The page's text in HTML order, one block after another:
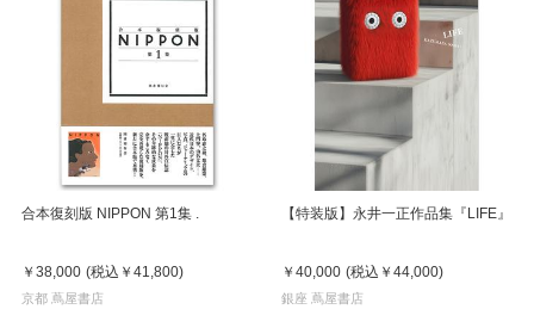
合本復刻版 NIPPON 第1集 .
￥38,000 (税込 ￥41,800)
京都 蔦屋書店
【特装版】永井一正作品集『LIFE』
￥40,000 (税込 ￥44,000)
銀座 蔦屋書店